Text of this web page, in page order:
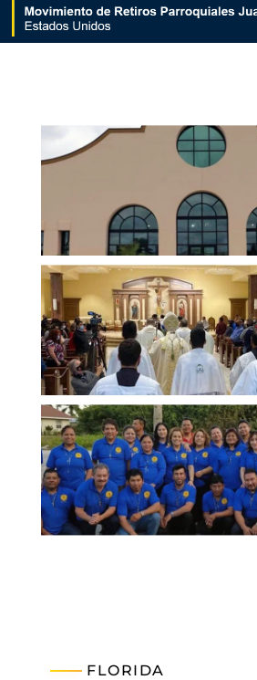
Movimiento de Retiros Parroquiales Juan XXIII - Estados Unidos
FLORIDA